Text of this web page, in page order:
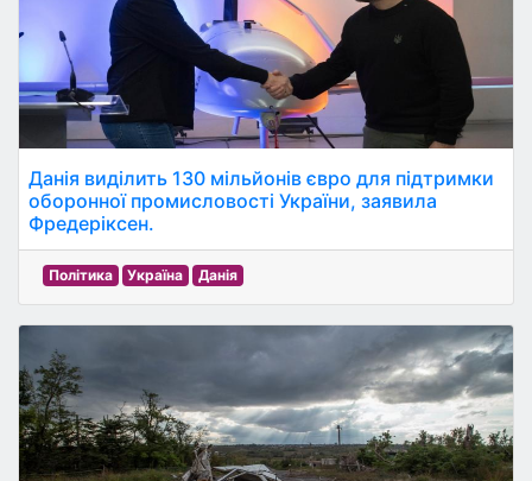
Данія виділить 130 мільйонів євро для підтримки
оборонної промисловості України, заявила
Фредеріксен.
Політика Україна Данія